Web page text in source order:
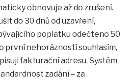
obnovuje až do zrušení.
do 30 dnů od uzavření,
poplatku odečteno 50
první nehorázností souhlasím,
fakturační adresu. Systém
zadání – za